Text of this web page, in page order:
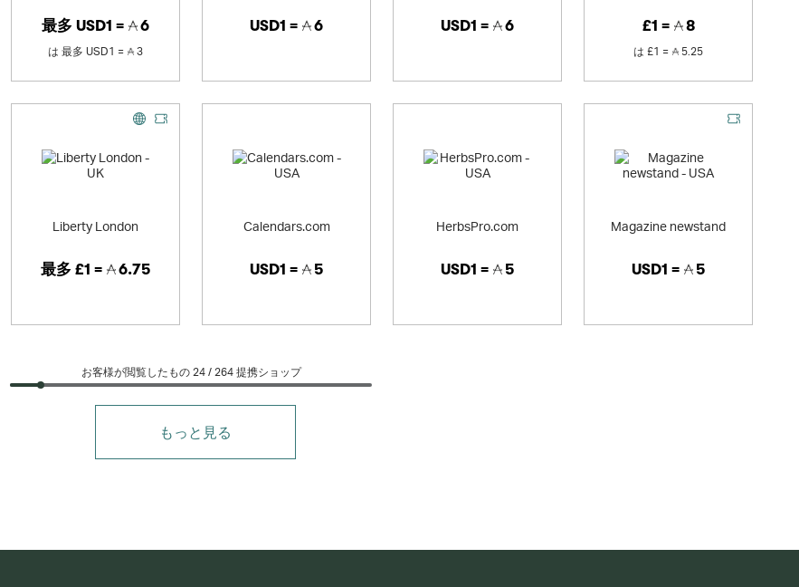
最多 USD1 = 6
は 最多 USD1 = 3
USD1 = 6 USD1 = 6 £1 = 8
は £1 = 5.25
Liberty London
最多 £1 = 6.75
Calendars.com
USD1 = 5
HerbsPro.com
USD1 = 5
Magazine newstand
USD1 = 5
お客様が閲覧したもの 24 / 264提携ショップ
もっと見る